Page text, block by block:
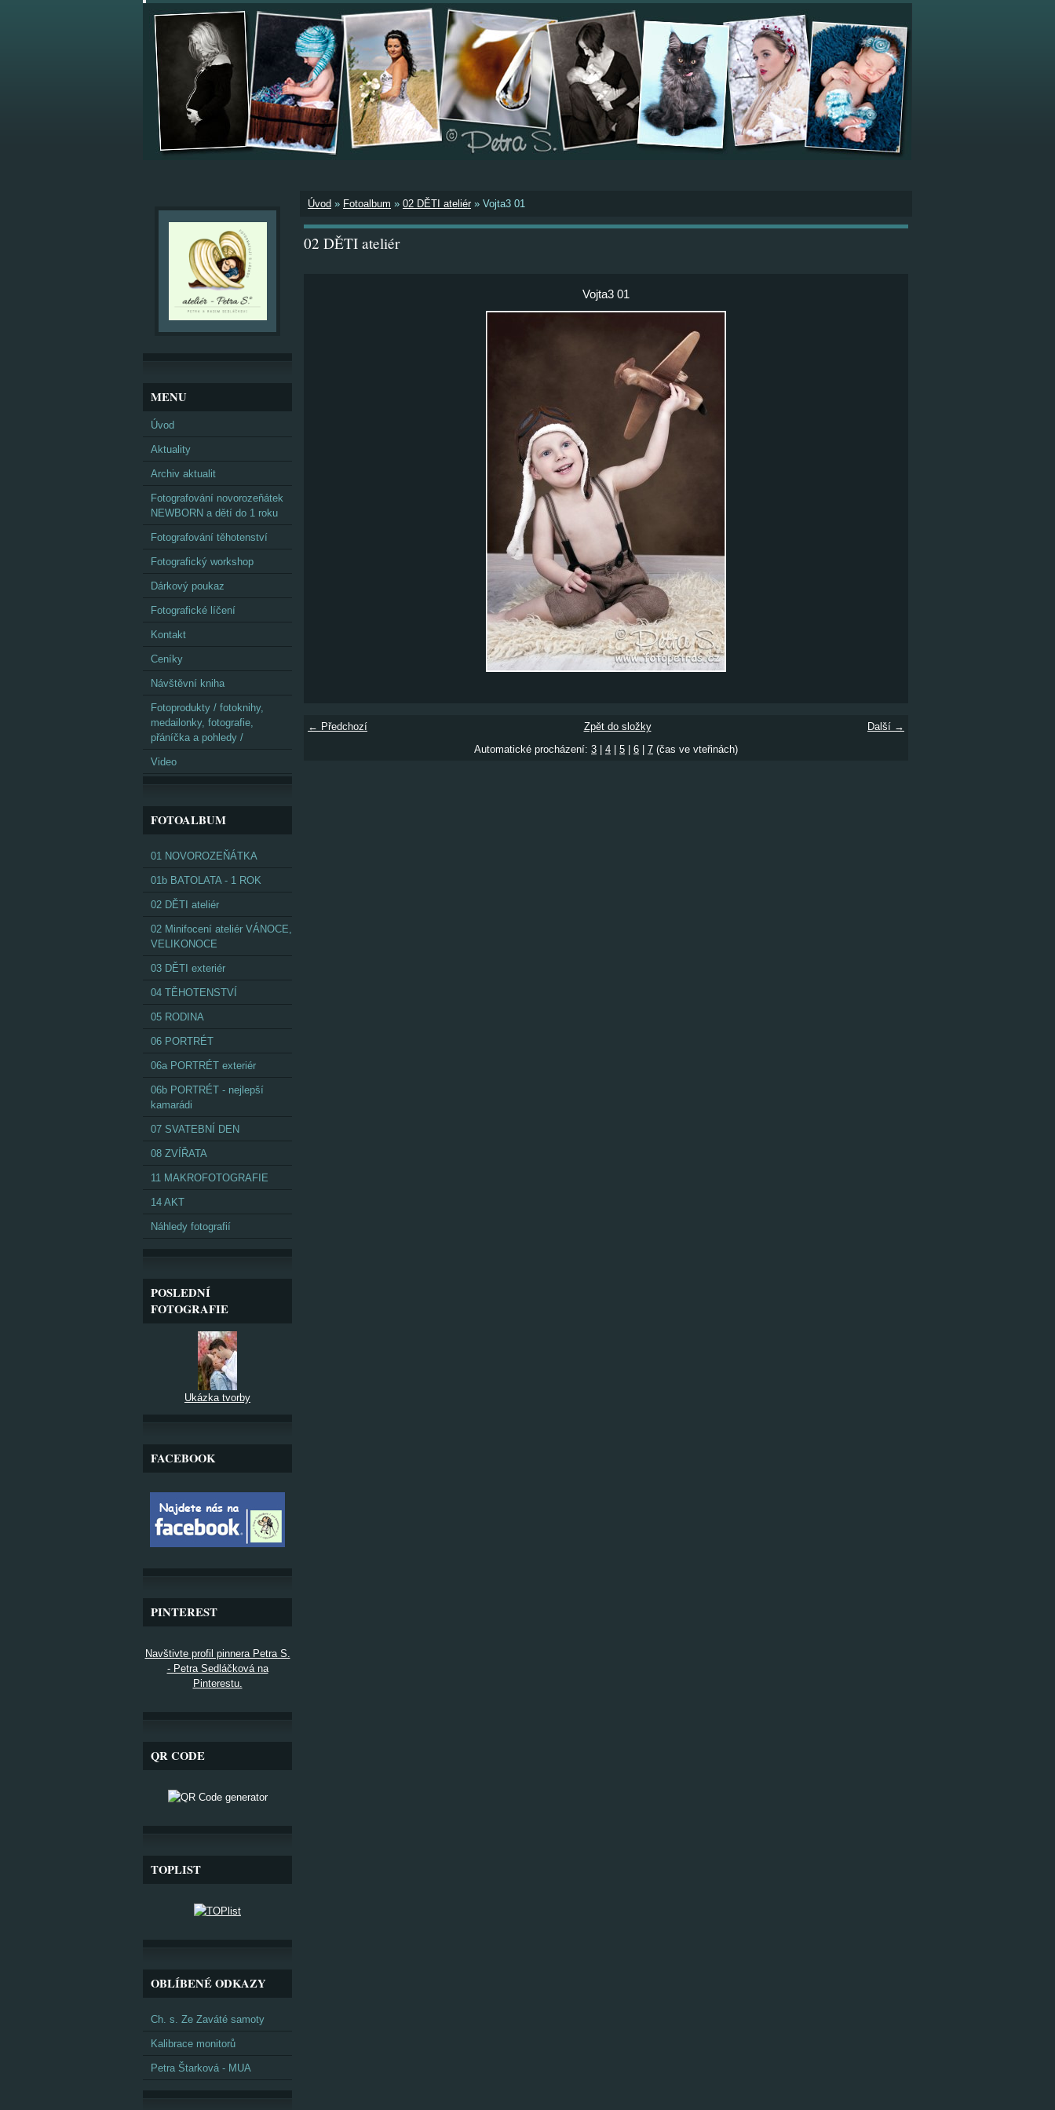
Úvod » Fotoalbum » 02 DĚTI ateliér » Vojta3 01
02 DĚTI ateliér
Vojta3 01
← Předchozí Další →
Zpět do složky
Automatické procházení: 3 4 5 6 7 (čas ve vteřinách)
MENU
Úvod
Aktuality
Archiv aktualit
Fotografování novorozeňátek
NEWBORN a dětí do 1 roku
Fotografování těhotenství
Fotografický workshop
Dárkový poukaz
Fotografické líčení
Kontakt
Ceníky
Návštěvní kniha
Fotoprodukty / fotoknihy,
medailonky, fotografie,
přáníčka a pohledy /
Video
FOTOALBUM
01 NOVOROZEŇÁTKA
01b BATOLATA - 1 ROK
02 DĚTI ateliér
02 Minifocení ateliér VÁNOCE,
VELIKONOCE
03 DĚTI exteriér
04 TĚHOTENSTVÍ
05 RODINA
06 PORTRÉT
06a PORTRÉT exteriér
06b PORTRÉT - nejlepší
kamarádi
07 SVATEBNÍ DEN
08 ZVÍŘATA
11 MAKROFOTOGRAFIE
14 AKT
Náhledy fotografií
POSLEDNÍ
FOTOGRAFIE
Ukázka tvorby
FACEBOOK
PINTEREST
Navštivte profil pinnera Petra S.
- Petra Sedláčková na
Pinterestu.
QR CODE
TOPLIST
OBLÍBENÉ ODKAZY
Ch. s. Ze Zaváté samoty
Kalibrace monitorů
Petra Štarková - MUA